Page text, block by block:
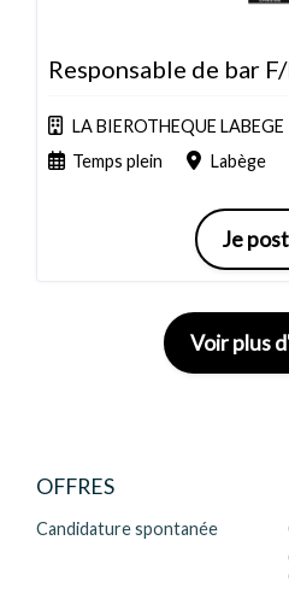
Responsable de bar
LA BIEROTHEQUE LABEGE
Temps plein
Labège
Je
Voir plus
OFFRES
Candidature spontanée